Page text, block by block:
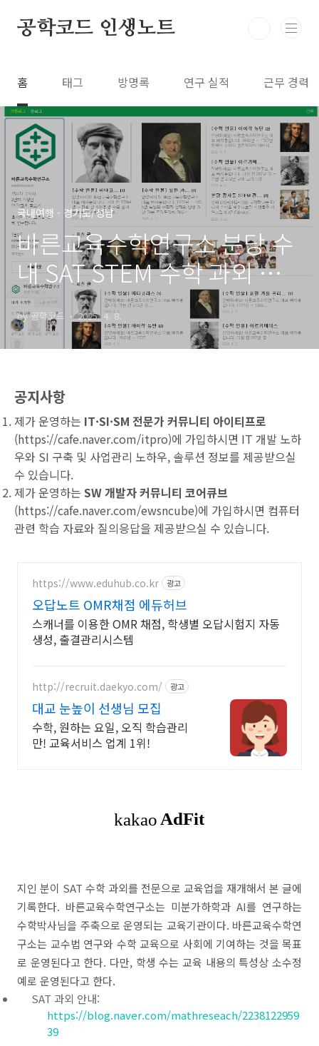
공학코드 인생노트
홈 태그 방명록 연구 실적 근무 경력
국내여행 - 경기도/성남
바른교육수학연구소 분당 수
내 SAT STEM 수학 과외 전
문
by 공학코드 2025. 4. 8.
공지사항
제가 운영하는 IT·SI·SM 전문가 커뮤니티 아이티프로
(https://cafe.naver.com/itpro)에 가입하시면 IT 개발 노하
우와 SI 구축 및 사업관리 노하우, 솔루션 정보를 제공받으실
수 있습니다.
제가 운영하는 SW 개발자 커뮤니티 코어큐브
(https://cafe.naver.com/ewsncube)에 가입하시면 컴퓨터
관련 학습 자료와 질의응답을 제공받으실 수 있습니다.
https://www.eduhub.co.kr 광고
오답노트 OMR채점 에듀허브
스캐너를 이용한 OMR 채점, 학생별 오답시험지 자동
생성, 출결관리시스템
http://recruit.daekyo.com/ 광고
대교 눈높이 선생님 모집
수학, 원하는 요일, 오직 학습관리
만! 교육서비스 업계 1위!
지인 분이 SAT 수학 과외를 전문으로 교육업을 재개해서 본 글에
기록한다. 바른교육수학연구소는 미분가하학과 AI를 연구하는
수학박사님을 주축으로 운영되는 교육기관이다. 바른교육수학연
구소는 교수법 연구와 수학 교육으로 사회에 기여하는 것을 목표
로 운영된다고 한다. 다만, 학생 수는 교육 내용의 특성상 소수정
예로 운영된다고 한다.
SAT 과외 안내:
https://blog.naver.com/mathreseach/2238122959
39